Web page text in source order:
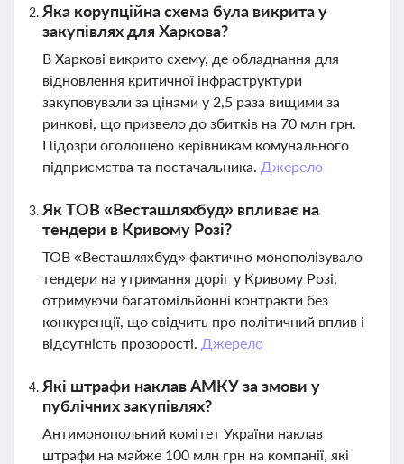
Яка корупційна схема була викрита у
закупівлях для Харкова?
В Харкові викрито схему, де обладнання для
відновлення критичної інфраструктури
закуповували за цінами у 2,5 раза вищими за
ринкові, що призвело до збитків на 70 млн грн.
Підозри оголошено керівникам комунального
підприємства та постачальника. Джерело
Як ТОВ «Весташляхбуд» впливає на
тендери в Кривому Розі?
ТОВ «Весташляхбуд» фактично монополізувало
тендери на утримання доріг у Кривому Розі,
отримуючи багатомільйонні контракти без
конкуренції, що свідчить про політичний вплив і
відсутність прозорості. Джерело
Які штрафи наклав АМКУ за змови у
публічних закупівлях?
Антимонопольний комітет України наклав
штрафи на майже 100 млн грн на компанії, які